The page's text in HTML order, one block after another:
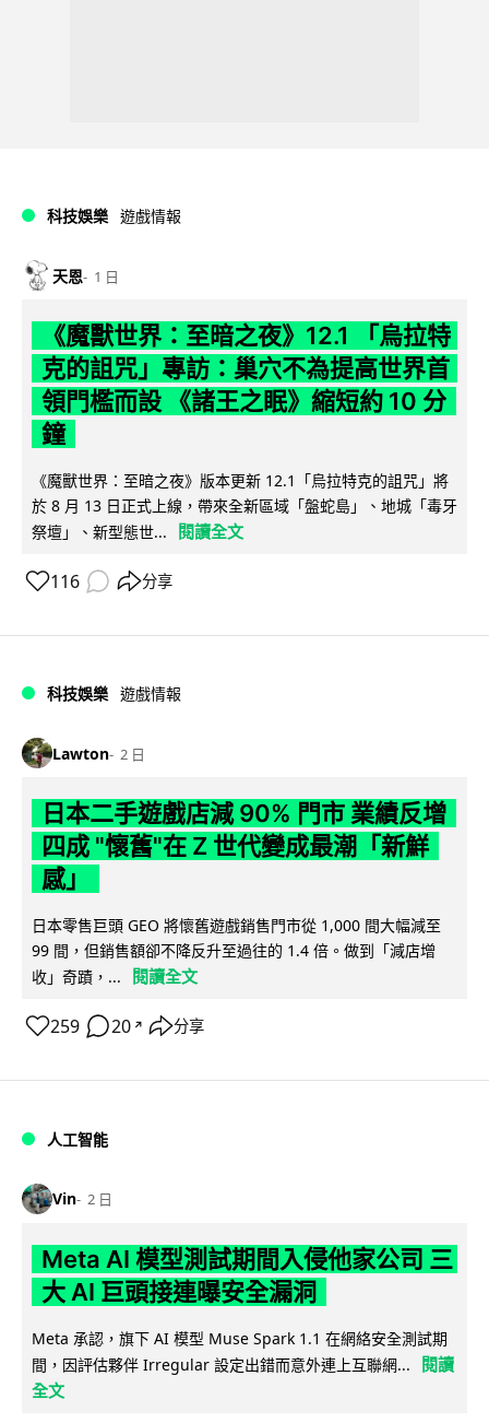
科技娛樂 遊戲情報
天恩 1 日
《魔獸世界：至暗之夜》12.1 「烏拉特
克的詛咒」專訪：巢穴不為提高世界首
領門檻而設 《諸王之眠》縮短約 10 分
鐘
《魔獸世界：至暗之夜》版本更新 12.1「烏拉特克的詛咒」將
於 8 月 13 日正式上線，帶來全新區域「盤蛇島」、地城「毒牙
祭壇」、新型態世...
閱讀全文
116 分享
科技娛樂 遊戲情報
Lawton 2 日
日本二手遊戲店減 90% 門市 業績反增
四成 "懷舊"在 Z 世代變成最潮「新鮮
感」
日本零售巨頭 GEO 將懷舊遊戲銷售門市從 1,000 間大幅減至
99 間，但銷售額卻不降反升至過往的 1.4 倍。做到「減店增
收」奇蹟，...
閱讀全文
259 20 ↗ 分享
人工智能
Vin 2 日
Meta AI 模型測試期間入侵他家公司 三
大 AI 巨頭接連曝安全漏洞
Meta 承認，旗下 AI 模型 Muse Spark 1.1 在網絡安全測試期
間，因評估夥伴 Irregular 設定出錯而意外連上互聯網...
閱讀
全文